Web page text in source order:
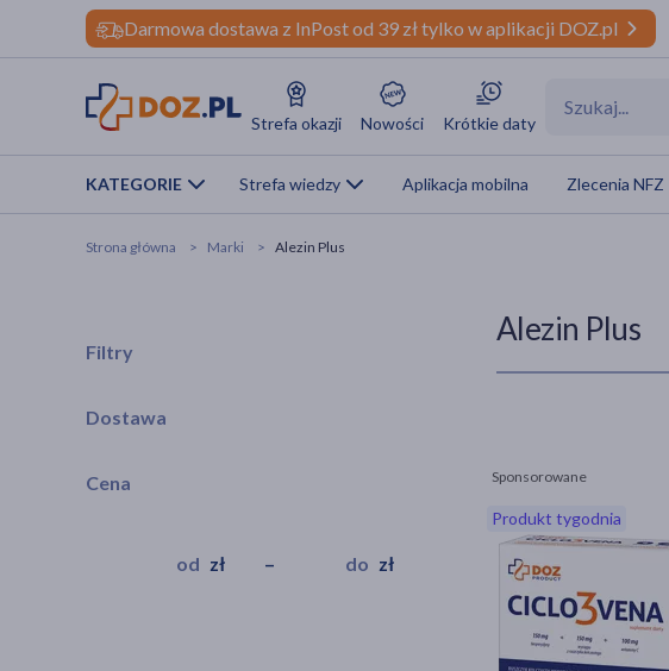
Darmowa dostawa z InPost od 39 zł tylko w aplikacji DOZ.pl
Strefa okazji Nowości Krótkie daty
KATEGORIE Strefa wiedzy Aplikacja mobilna Zlecenia NFZ
Strona główna Marki Alezin Plus
Alezin Plus
Sponsorowane
Produkt tygodnia
Filtry
Dostawa
Cena
zł – zł